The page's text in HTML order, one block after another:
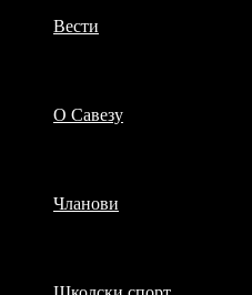
Вести
О Савезу
Чланови